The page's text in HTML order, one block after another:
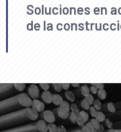
Soluciones en
de la